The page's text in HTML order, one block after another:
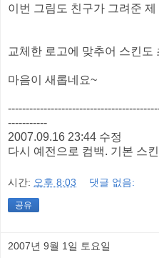
이번 그림도 친구가 그려준
교체한 로고에 맞추어 스킨도
마음이 새롭네요~
-----------
2007.09.16 23:44 수정
다시 예전으로 컴백. 기본 스
시간: 오후 8:03 댓글 없음:
공유
2007년 9월 1일 토요일